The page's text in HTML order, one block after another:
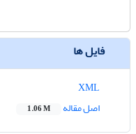
فایل ها
اصل مقاله
1.06 M